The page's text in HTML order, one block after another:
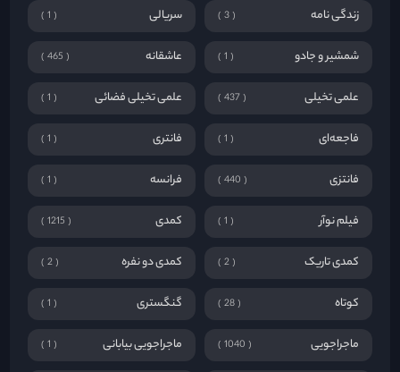
زندگی نامه 3 سریالی 1
شمشیر و جادو 1 عاشقانه 465
علمی تخیلی 437 علمی تخیلی فضائی 1
فاجعه‌ای 1 فانتری 1
فانتزی 440 فرانسه 1
فیلم نوآر 1 کمدی 1215
کمدی تاریک 2 کمدی دو نفره 2
کوتاه 28 گنگستری 1
ماجراجویی 1040 ماجراجویی بیابانی 1